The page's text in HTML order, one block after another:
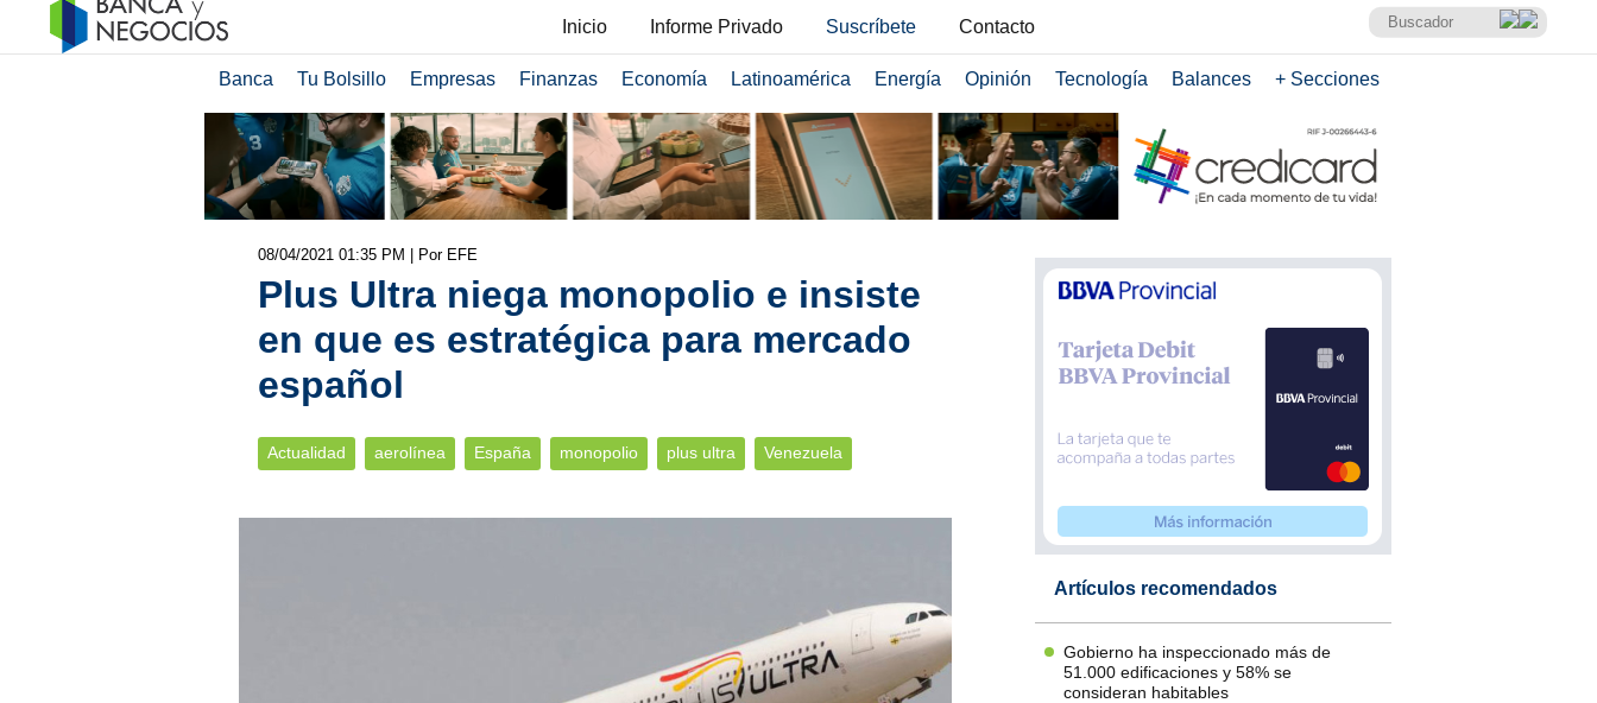
Inicio Informe Privado Suscríbete Contacto
Banca Tu Bolsillo Empresas Finanzas Economía Latinoamérica Energía Opinión Tecnología Balances + Secciones
08/04/2021 01:35 PM | Por EFE
Plus Ultra niega monopolio e insiste
en que es estratégica para mercado
español
Actualidad aerolínea España monopolio plus ultra Venezuela
Artículos recomendados
Gobierno ha inspeccionado más de
51.000 edificaciones y 58% se
consideran habitables